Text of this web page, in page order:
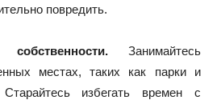
повредить.
собственности. Занимайтесь
местах, таких как парки и
избегать времен с